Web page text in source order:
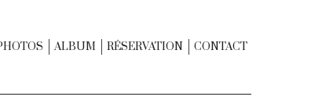
ALBUM RÉSERVATION CONTACT